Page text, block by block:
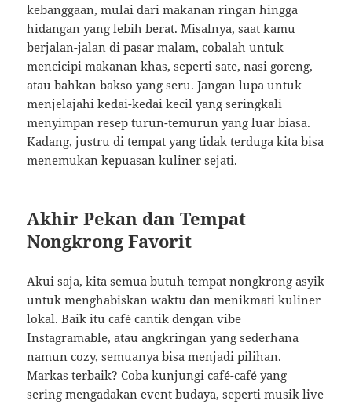
kebanggaan, mulai dari makanan ringan hingga
hidangan yang lebih berat. Misalnya, saat kamu
berjalan-jalan di pasar malam, cobalah untuk
mencicipi makanan khas, seperti sate, nasi goreng,
atau bahkan bakso yang seru. Jangan lupa untuk
menjelajahi kedai-kedai kecil yang seringkali
menyimpan resep turun-temurun yang luar biasa.
Kadang, justru di tempat yang tidak terduga kita bisa
menemukan kepuasan kuliner sejati.
Akhir Pekan dan Tempat
Nongkrong Favorit
Akui saja, kita semua butuh tempat nongkrong asyik
untuk menghabiskan waktu dan menikmati kuliner
lokal. Baik itu café cantik dengan vibe
Instagramable, atau angkringan yang sederhana
namun cozy, semuanya bisa menjadi pilihan.
Markas terbaik? Coba kunjungi café-café yang
sering mengadakan event budaya, seperti musik live